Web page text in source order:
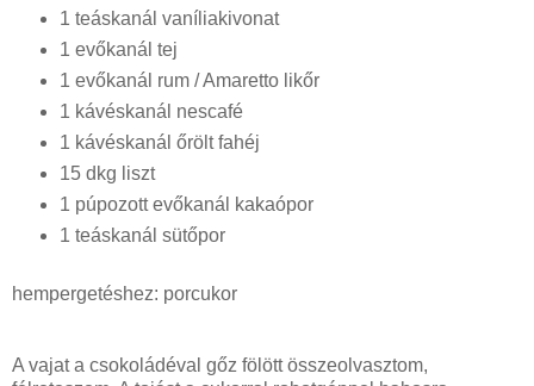
1 teáskanál vaníliakivonat
1 evőkanál tej
1 evőkanál rum / Amaretto likőr
1 kávéskanál nescafé
1 kávéskanál őrölt fahéj
15 dkg liszt
1 púpozott evőkanál kakaópor
1 teáskanál sütőpor
hempergetéshez: porcukor
A vajat a csokoládéval gőz fölött összeolvasztom,